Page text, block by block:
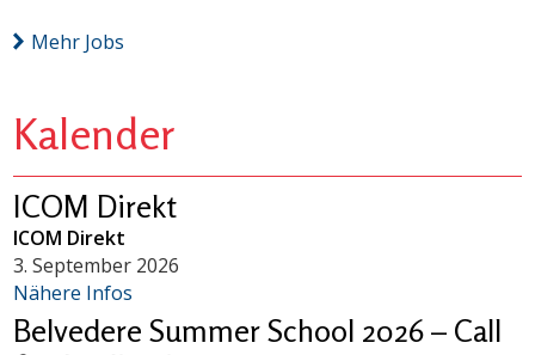
Mehr Jobs
Kalender
ICOM Direkt
ICOM Direkt
3. September 2026
Nähere Infos
Belvedere Summer School 2026 – Call